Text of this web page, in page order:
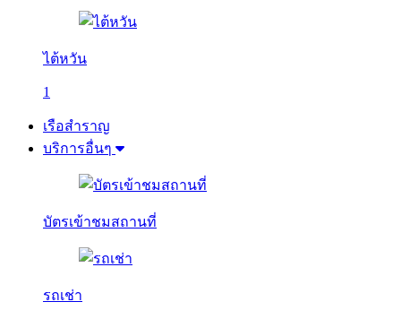
ไต้หวัน
1
เรือสำราญ
บริการอื่นๆ
บัตรเข้าชมสถานที่
รถเช่า